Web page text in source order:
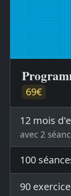
69€
12 mois
avec 2
100
90